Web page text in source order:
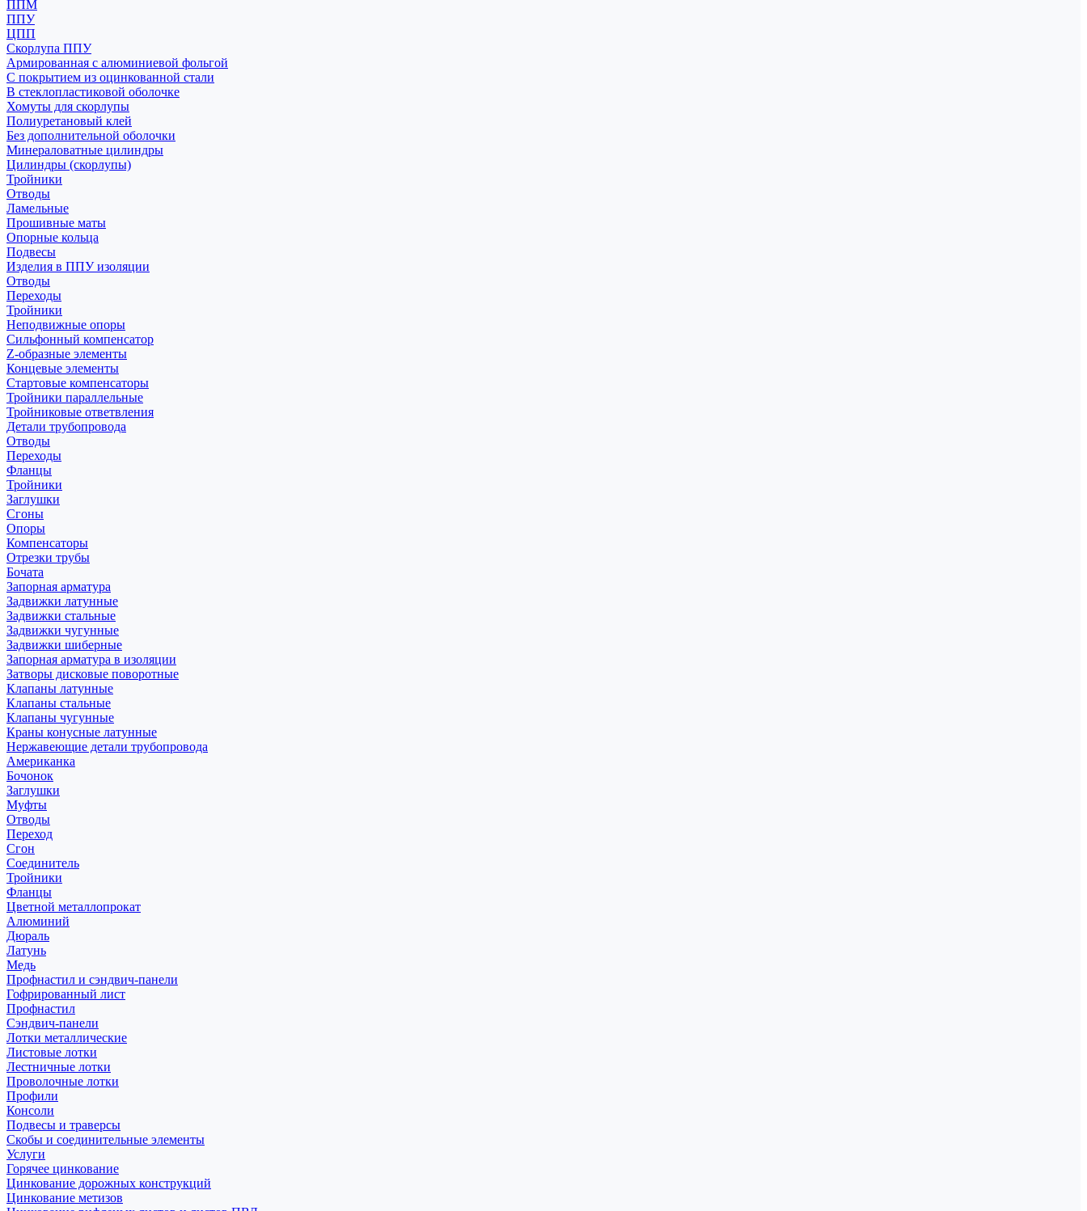
ППМ
ППУ
ЦПП
Скорлупа ППУ
Армированная с алюминиевой фольгой
С покрытием из оцинкованной стали
В стеклопластиковой оболочке
Хомуты для скорлупы
Полиуретановый клей
Без дополнительной оболочки
Минераловатные цилиндры
Цилиндры (скорлупы)
Тройники
Отводы
Ламельные
Прошивные маты
Опорные кольца
Подвесы
Изделия в ППУ изоляции
Отводы
Переходы
Тройники
Неподвижные опоры
Cильфонный компенсатор
Z-образные элементы
Концевые элементы
Стартовые компенсаторы
Тройники параллельные
Тройниковые ответвления
Детали трубопровода
Отводы
Переходы
Фланцы
Тройники
Заглушки
Сгоны
Опоры
Компенсаторы
Отрезки трубы
Бочата
Запорная арматура
Задвижки латунные
Задвижки стальные
Задвижки чугунные
Задвижки шиберные
Запорная арматура в изоляции
Затворы дисковые поворотные
Клапаны латунные
Клапаны стальные
Клапаны чугунные
Краны конусные латунные
Нержавеющие детали трубопровода
Американка
Бочонок
Заглушки
Муфты
Отводы
Переход
Сгон
Соединитель
Тройники
Фланцы
Цветной металлопрокат
Алюминий
Дюраль
Латунь
Медь
Профнастил и сэндвич-панели
Гофрированный лист
Профнастил
Сэндвич-панели
Лотки металлические
Листовые лотки
Лестничные лотки
Проволочные лотки
Профили
Консоли
Подвесы и траверсы
Скобы и соединительные элементы
Услуги
Горячее цинкование
Цинкование дорожных конструкций
Цинкование метизов